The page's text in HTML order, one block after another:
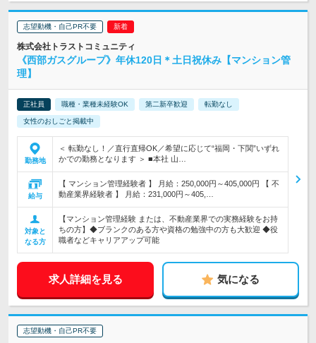
志望動機・自己PR不要
株式会社トラストコミュニティ
《西部ガスグループ》年休120日＊土日祝休み【マンション管
理】
正社員 職種・業種未経験OK 第二新卒歓迎 転勤なし
女性のおしごと掲載中
勤務地
＜ 転勤なし！／直行直帰OK／希望に応じて“福岡・下関”いずれ
かでの勤務となります ＞ ■本社 山…
給与
【 マンション管理経験者 】 月給：250,000円～405,000円 【 不
動産業界経験者 】 月給：231,000円～405,…
対象と
なる方
【マンション管理経験 または、不動産業界での実務経験をお持
ちの方】◆ブランクのある方や資格の勉強中の方も大歓迎 ◆役
職者などキャリアアップ可能
求人詳細を見る 気になる
志望動機・自己PR不要